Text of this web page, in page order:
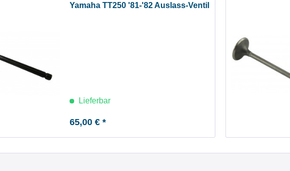
Yamaha TT250 '81-'82 Auslass-Ventil
Lieferbar
65,00 € *